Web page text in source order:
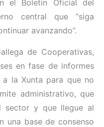
el Boletín Oficial del
central que “siga
avanzando”.
de Cooperativas,
en fase de informes
la Xunta para que no
administrativo, que
sector y que llegue al
una base de consenso